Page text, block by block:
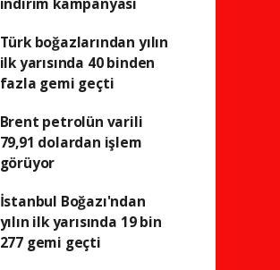
Türk boğazlarından yılın
ilk yarısında 40 binden
fazla gemi geçti
Brent petrolün varili
79,91 dolardan işlem
görüyor
İstanbul Boğazı'ndan
yılın ilk yarısında 19 bin
277 gemi geçti